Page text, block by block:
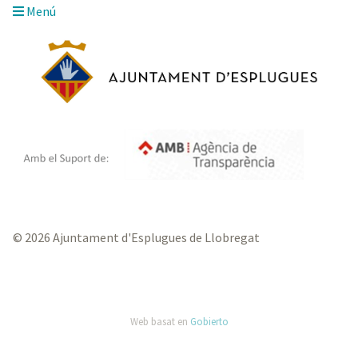
Menú
© 2026 Ajuntament d'Esplugues de Llobregat
Web basat en Gobierto